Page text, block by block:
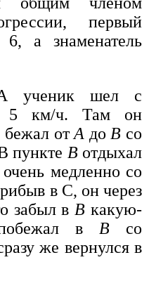
первый
а знаменатель
ученик шел с
5 км/ч. Там он
бежал отА до В со
пункте Вотдыхал
медленно со
в С, он через
забыл в В какую-
в Всо
же вернулся в